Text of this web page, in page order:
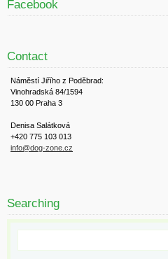
Facebook
Contact
Náměstí Jiřího z Poděbrad:
Vinohradská 84/1594
130 00 Praha 3
Denisa Salátková
+420 775 103 013
info@dog-zone.cz
Searching